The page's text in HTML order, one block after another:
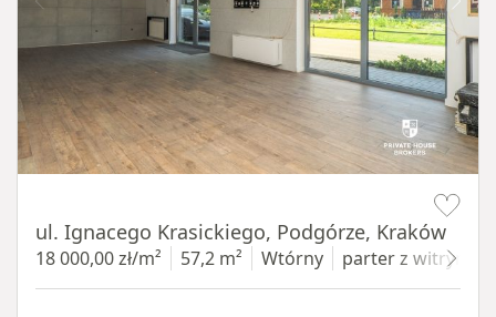
ul. Ignacego Krasickiego, Podgórze, Kraków
18 000,00 zł/m² 57,2 m² Wtórny parterz witryną